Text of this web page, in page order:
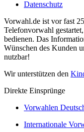
Datenschutz
Vorwahl.de ist vor fast
Telefonvorwahl
bedienen. Das
Wünschen des Kunden
nutzbar!
Wir unterstützen den
Direkte Einsprünge
Vorwahlen
Internationale